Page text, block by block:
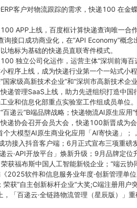
客户对物流跟踪的需求，快递100 在
APP上线，百度框计算快递查询唯一合作
接口成功商业化，在“API Economy”概念
地标为基础的快递员直联寄件模式。
独立公司化运作，运营主体“深圳前海百
程序上线，成为快递行业第一个一站式小程
家级高新技术企业”和“深圳市高新技术企业
递管理SaaS上线，助力先进组织打造中国
业和信息化部重点实验室工作组成员单位。
递云”B端品牌战略；快递物流AI原生应用
递协会召开会员大会，快递100新晋成为
个大模型AI原生商业化应用「AI寄快递」；
接入抖音客户端；6月正式宣布三项重磅
云·API开放平台」焕新升级；9月品牌定
获福布斯中国人工智能新锐企业；“端云
2025软件和信息服务业年度·创新管理单
荣获”自主创新标杆企业“大奖;C端注册用
，「百递云·全链路物流管理（星辰版）」